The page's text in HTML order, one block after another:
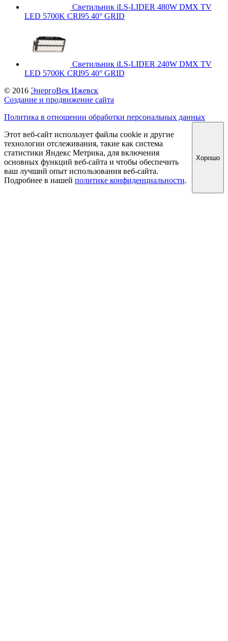
Светильник iLS-LIDER 480W DMX TV
LED 5700K CRI95 40° GRID
Светильник iLS-LIDER 240W DMX TV
LED 5700K CRI95 40° GRID
© 2016 ЭнергоВек Ижевск
Создание и продвижение сайта
Политика в отношении обработки персональных данных
Этот веб-сайт использует файлы cookie и другие
технологии отслеживания, такие как система
статистики Яндекс Метрика, для включения
основных функций веб-сайта и чтобы обеспечить
ваш лучший опыт использования веб-сайта.
Подробнее в нашей политике конфиденциальности.
Хорошо